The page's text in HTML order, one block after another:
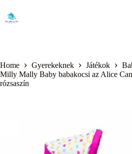
content
Home Gyerekeknek Játékok
Milly Mally Baby babakocsi az Alice
rózsaszín